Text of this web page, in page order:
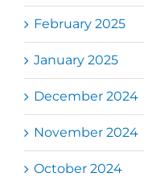
February 2025
January 2025
December 2024
November 2024
October 2024